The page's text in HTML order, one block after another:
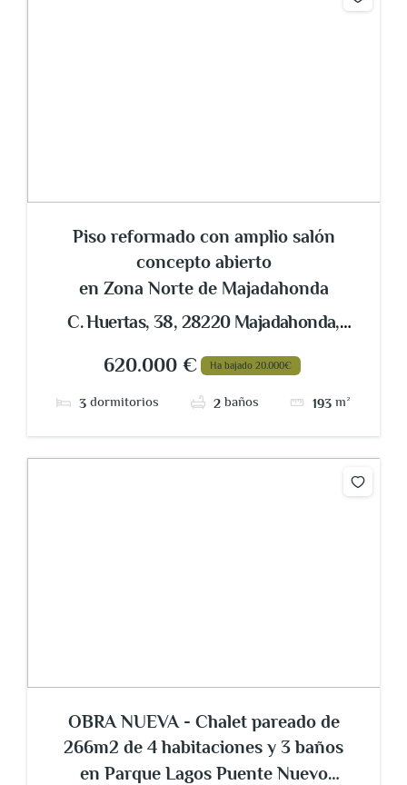
Piso reformado con amplio salón
concepto abierto
en Zona Norte de Majadahonda
C. Huertas, 38, 28220 Majadahonda,
620.000 € Ha bajado 20.000€
3dormitorios 2baños 193 m²
OBRA NUEVA - Chalet pareado de
266m2 de 4 habitaciones y 3 baños
en Parque Lagos Puente Nuevo